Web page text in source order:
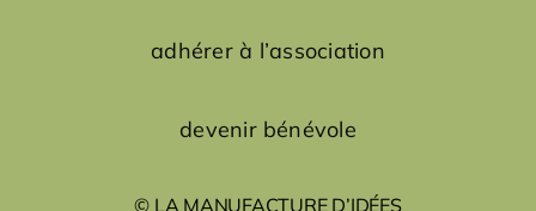
adhérer à l’association
devenir bénévole
© LA MANUFACTURE D’IDÉES